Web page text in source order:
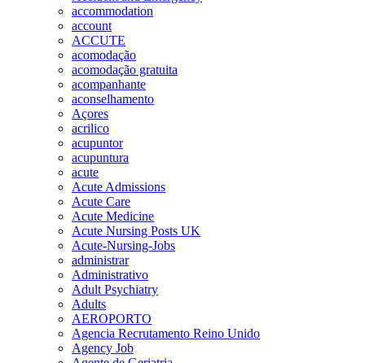
accommodation
account
ACCUTE
acomodação
acomodação gratuita
acompanhante
aconselhamento
Açores
acrilico
acupuntor
acupuntura
acute
Acute Admissions
Acute Care
Acute Medicine
Acute Nursing Posts UK
Acute-Nursing-Jobs
administrar
Administrativo
Adult Psychiatry
Adults
AEROPORTO
Agencia Recrutamento Reino Unido
Agency Job